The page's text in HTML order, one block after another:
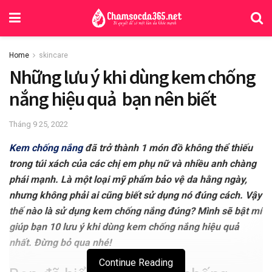
Home skincare
Những lưu ý khi dùng kem chống
nắng hiệu quả bạn nên biết
Tháng 9 25, 2022
Kem chống nắngđã trở thành 1 món đồ không thể thiếu
trong túi xách của các chị em phụ nữ và nhiều anh chàng
phái mạnh. Là một loại mỹ phẩm bảo vệ da hằng ngày,
nhưng không phải ai cũng biết sử dụng nó đúng cách. Vậy
thế nào là sử dụng kem chống nắng đúng? Mình sẽ bật mí
giúp bạn 10 lưu ý khi dùng kem chống nắng hiệu quả
nhất. Đừng bỏ qua nhé!
Continue Reading